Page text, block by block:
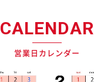
CALENDAR
営業日カレンダー